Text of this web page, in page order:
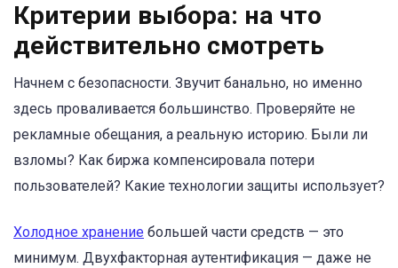
Критерии выбора: на что
действительно смотреть
Начнем с безопасности. Звучит банально, но именно
здесь проваливается большинство. Проверяйте не
рекламные обещания, а реальную историю. Были ли
взломы? Как биржа компенсировала потери
пользователей? Какие технологии защиты использует?
Холодное хранение большей части средств — это
минимум. Двухфакторная аутентификация — даже не